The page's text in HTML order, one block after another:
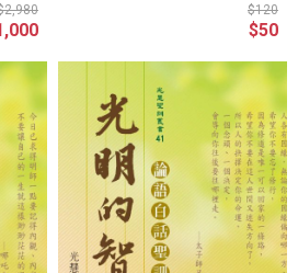
$120
$50